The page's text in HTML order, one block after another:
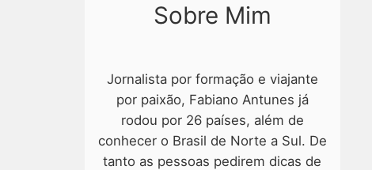
Sobre Mim
Jornalista por formação e viajante
por paixão, Fabiano Antunes já
rodou por 26 países, além de
conhecer o Brasil de Norte a Sul. De
tanto as pessoas pedirem dicas de